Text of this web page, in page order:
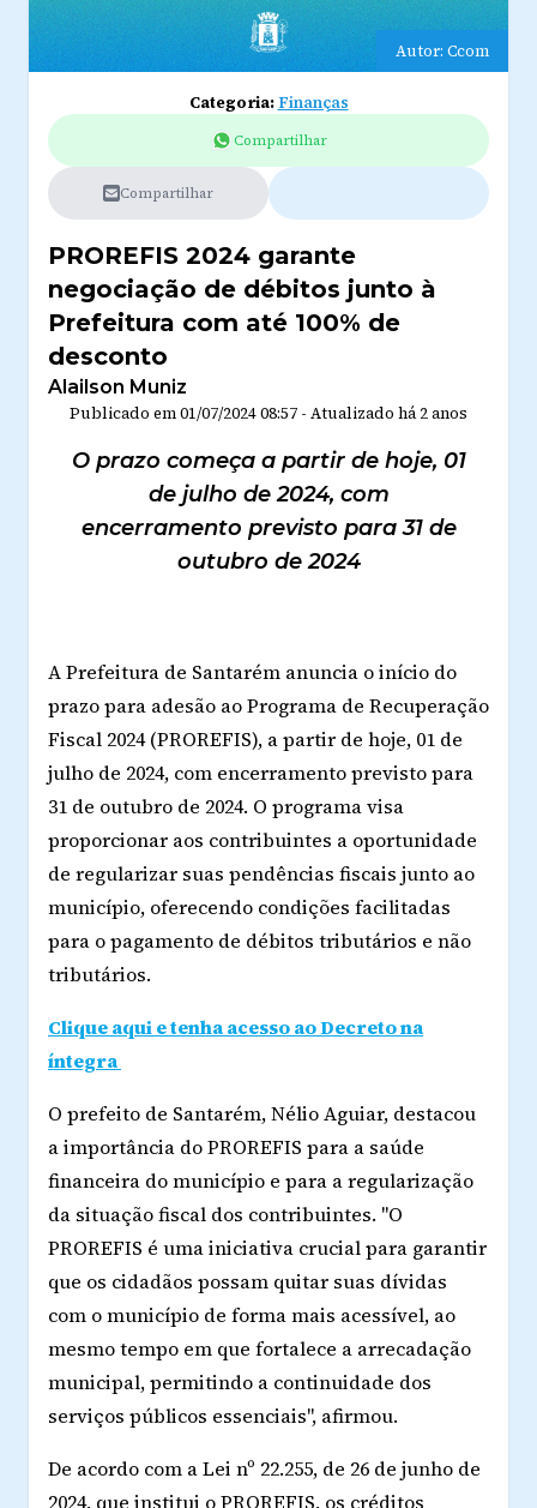
Autor: Ccom
Categoria:Finanças
Compartilhar
Compartilhar
PROREFIS 2024 garante
negociação de débitos junto à
Prefeitura com até 100% de
desconto
Alailson Muniz
Publicado em01/07/2024 08:57 - Atualizado há 2 anos
O prazo começa a partir de hoje, 01
de julho de 2024, com
encerramento previsto para 31 de
outubro de 2024
A Prefeitura de Santarém anuncia o início do
prazo para adesão ao Programa de Recuperação
Fiscal 2024 (PROREFIS), a partir de hoje, 01 de
julho de 2024, com encerramento previsto para
31 de outubro de 2024. O programa visa
proporcionar aos contribuintes a oportunidade
de regularizar suas pendências fiscais junto ao
município, oferecendo condições facilitadas
para o pagamento de débitos tributários e não
tributários.
Clique aqui e tenha acesso ao Decreto na
íntegra
O prefeito de Santarém, Nélio Aguiar, destacou
a importância do PROREFIS para a saúde
financeira do município e para a regularização
da situação fiscal dos contribuintes. "O
PROREFIS é uma iniciativa crucial para garantir
que os cidadãos possam quitar suas dívidas
com o município de forma mais acessível, ao
mesmo tempo em que fortalece a arrecadação
municipal, permitindo a continuidade dos
serviços públicos essenciais", afirmou.
De acordo com a Lei nº 22.255, de 26 de junho de
2024, que institui o PROREFIS, os créditos